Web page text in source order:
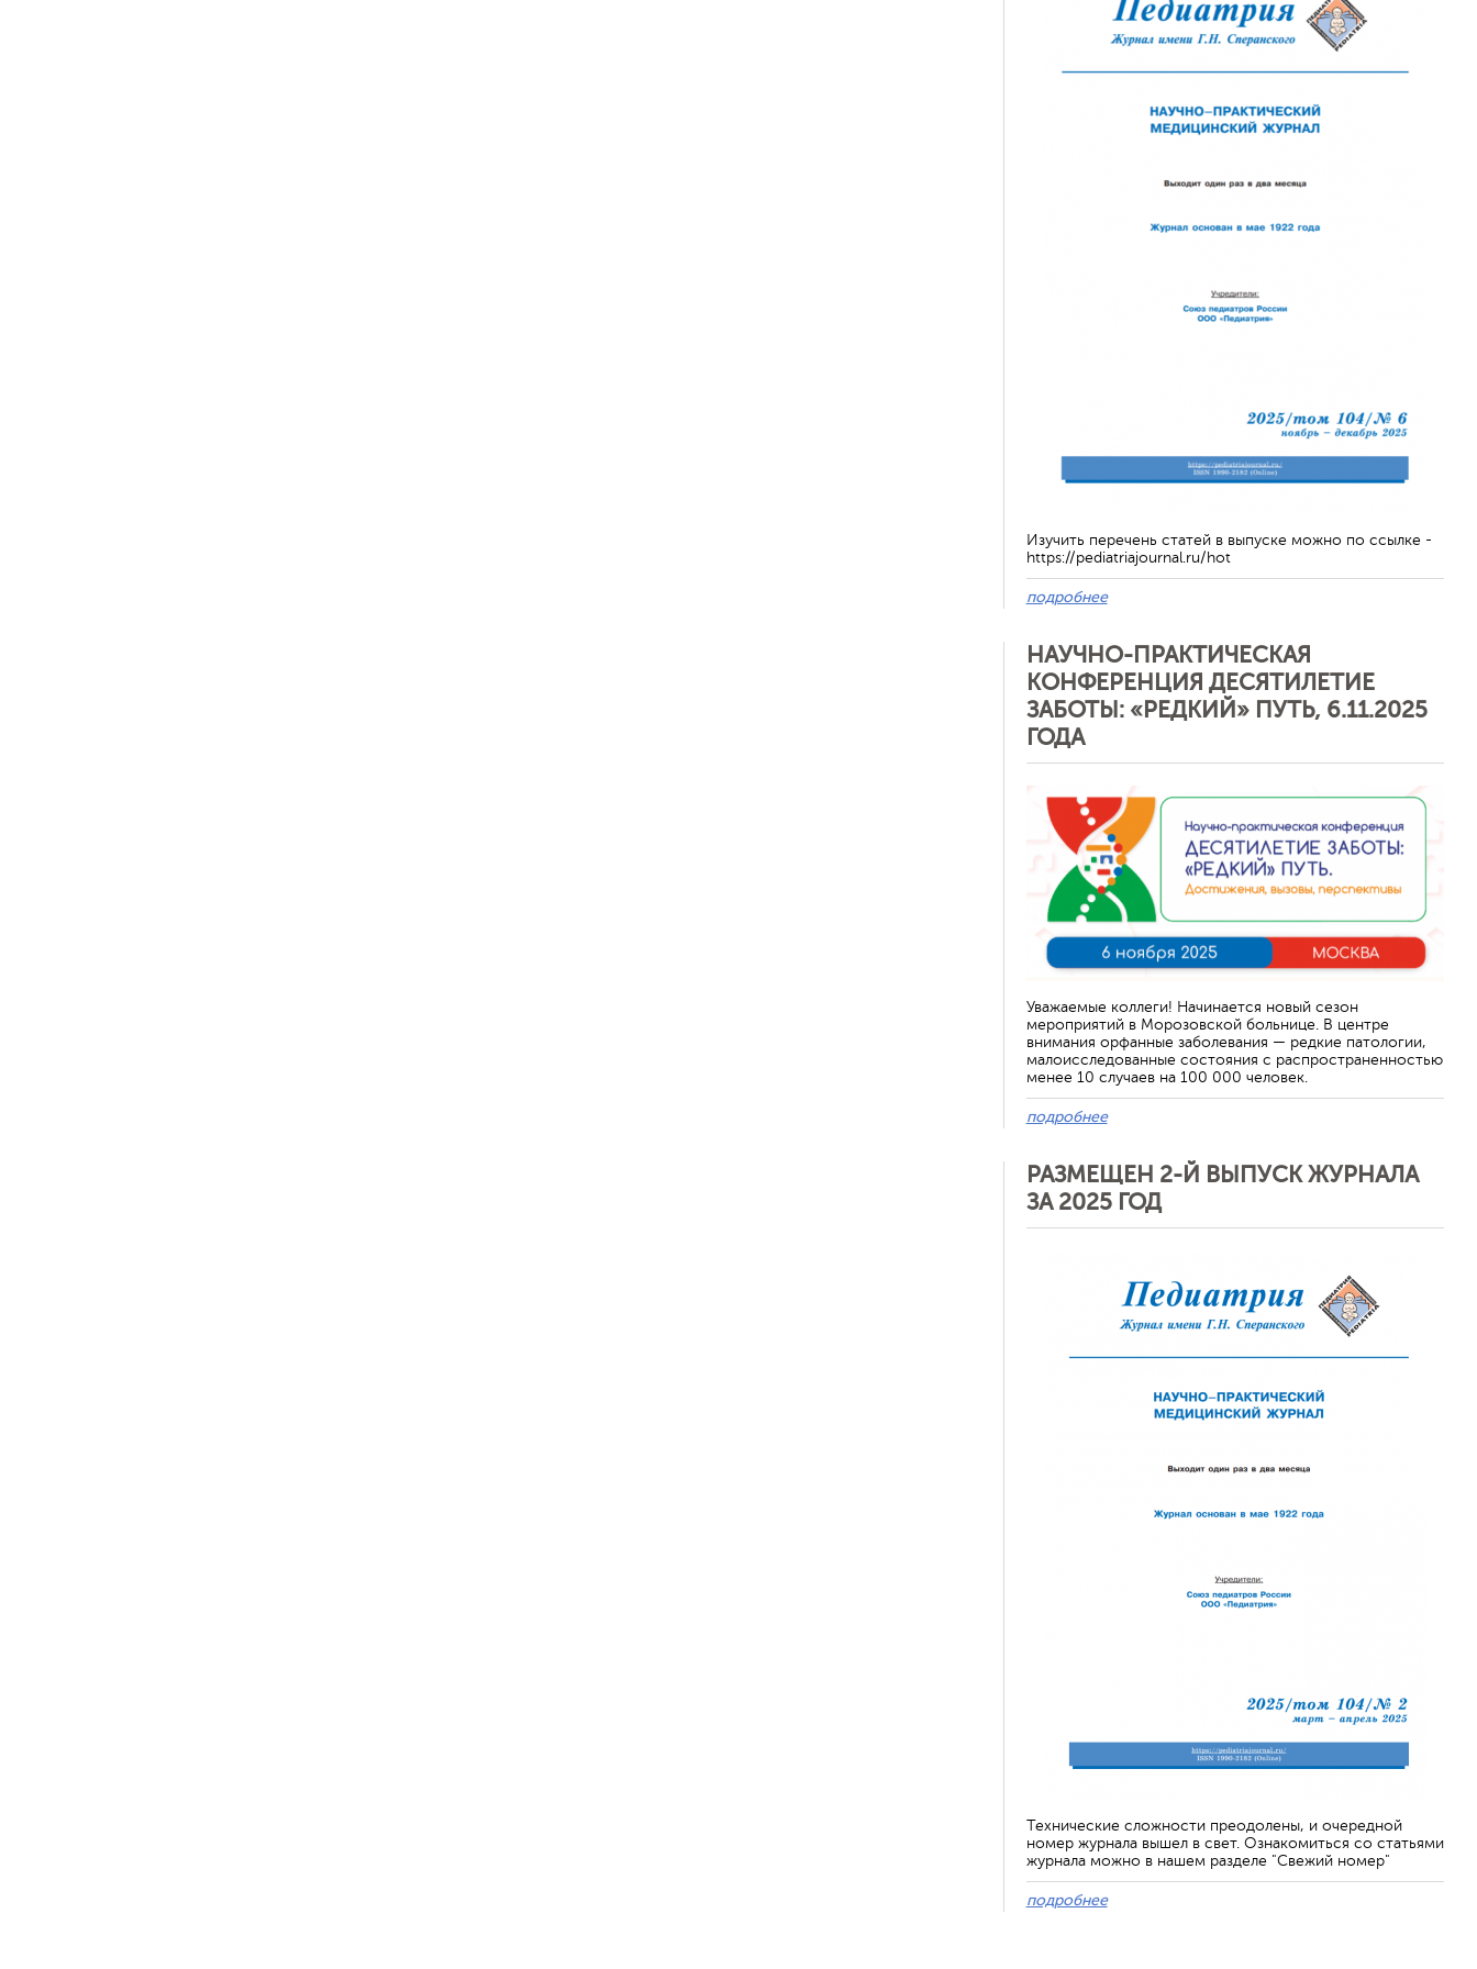
Изучить перечень статей в выпуске можно по ссылке -
https://pediatriajournal.ru/hot
подробнее
НАУЧНО-ПРАКТИЧЕСКАЯ
КОНФЕРЕНЦИЯ ДЕСЯТИЛЕТИЕ
ЗАБОТЫ: «РЕДКИЙ» ПУТЬ, 6.11.2025
ГОДА
Уважаемые коллеги! Начинается новый сезон
мероприятий в Морозовской больнице. В центре
внимания орфанные заболевания — редкие патологии,
малоисследованные состояния с распространенностью
менее 10 случаев на 100 000 человек.
подробнее
РАЗМЕЩЕН 2-Й ВЫПУСК ЖУРНАЛА
ЗА 2025 ГОД
Технические сложности преодолены, и очередной
номер журнала вышел в свет. Ознакомиться со статьями
журнала можно в нашем разделе "Свежий номер"
подробнее
Отменить